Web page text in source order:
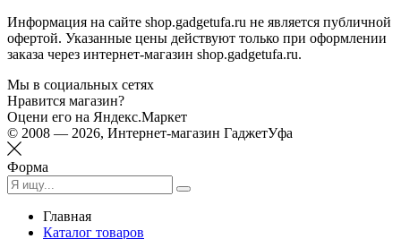
Информация на сайте shop.gadgetufa.ru не является публичной
офертой. Указанные цены действуют только при оформлении
заказа через интернет-магазин shop.gadgetufa.ru.
Мы в социальных сетях
Нравится магазин?
Оцени его на Яндекс.Маркет
© 2008 — 2026, Интернет-магазин ГаджетУфа
Форма
Главная
Каталог товаров